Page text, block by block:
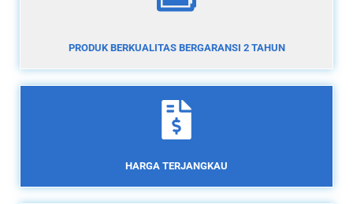
PRODUK BERKUALITAS BERGARANSI 2 TAHUN
HARGA TERJANGKAU